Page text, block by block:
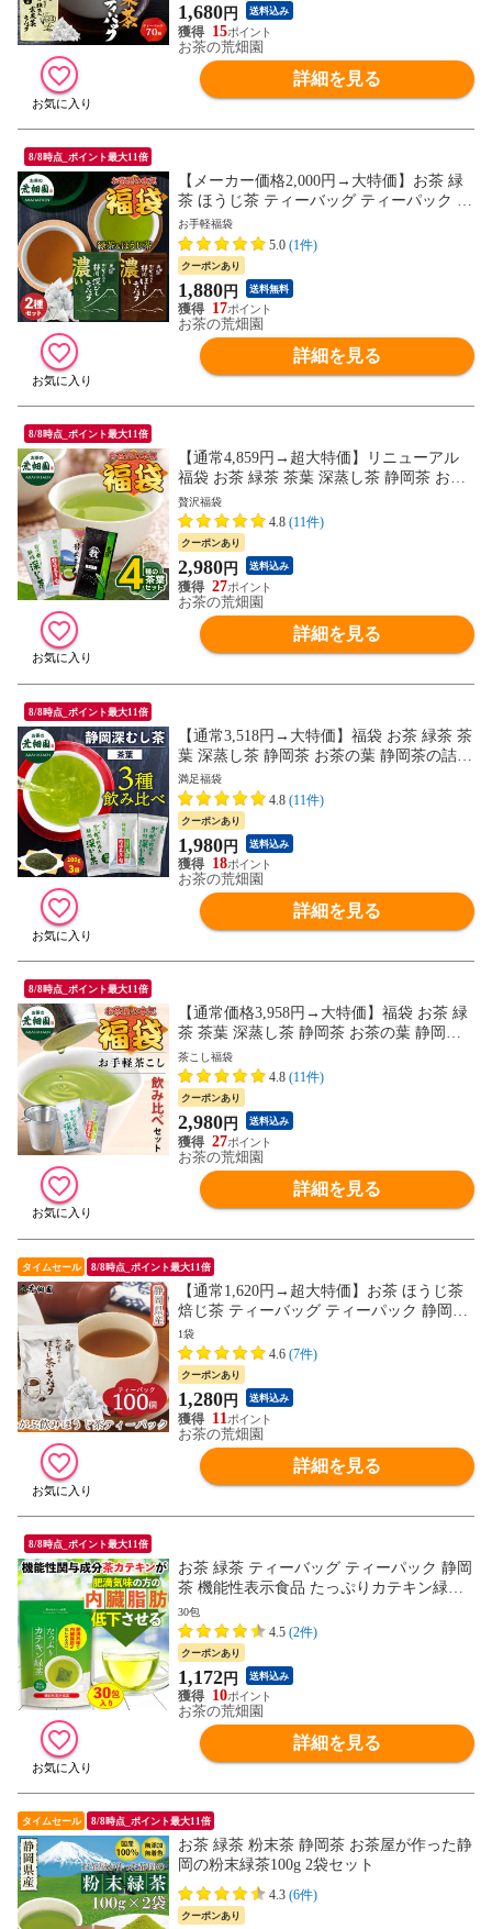
1,680円 送料込み
15
お茶の荒畑園
詳細を見る
8/8時点_ポイント最大11倍
【メーカー価格2,000円→大特価】お茶 緑
茶 ほうじ茶 ティーバッグ ティーパック 静
岡茶 大入り濃いティーパック
お手軽福袋
5.0 (1件)
クーポンあり
1,880円 送料無料
17
お茶の荒畑園
詳細を見る
8/8時点_ポイント最大11倍
【通常4,859円→超大特価】リニューアル
福袋 お茶 緑茶 茶葉 深蒸し茶 静岡茶 お茶
の葉 静岡茶の詰め合わせ福袋 大入り茶葉
セット
贅沢福袋
4.8 (11件)
クーポンあり
2,980円 送料込み
27
お茶の荒畑園
詳細を見る
8/8時点_ポイント最大11倍
【通常3,518円→大特価】福袋 お茶 緑茶 茶
葉 深蒸し茶 静岡茶 お茶の葉 静岡茶の詰め
合わせ福袋 大入り深むし茶3種セット
満足福袋
4.8 (11件)
クーポンあり
1,980円 送料込み
18
お茶の荒畑園
詳細を見る
8/8時点_ポイント最大11倍
【通常価格3,958円→大特価】福袋 お茶 緑
茶 茶葉 深蒸し茶 静岡茶 お茶の葉 静岡茶
の詰め合わせ福袋 お手軽茶こし 大入り茶
こしセット
茶こし福袋
4.8 (11件)
クーポンあり
2,980円 送料込み
27
お茶の荒畑園
詳細を見る
タイムセール 8/8時点_ポイント最大11倍
【通常1,620円→超大特価】お茶 ほうじ茶
焙じ茶 ティーバッグ ティーパック 静岡茶
がぶ飲みほうじ茶ティーパック100個入
1袋
4.6 (7件)
クーポンあり
1,280円 送料込み
11
お茶の荒畑園
詳細を見る
8/8時点_ポイント最大11倍
お茶 緑茶 ティーバッグ ティーパック 静岡
茶 機能性表示食品 たっぷりカテキン緑茶2
g×30包
30包
4.5 (2件)
クーポンあり
1,172円 送料込み
10
お茶の荒畑園
詳細を見る
タイムセール 8/8時点_ポイント最大11倍
お茶 緑茶 粉末茶 静岡茶 お茶屋が作った静
岡の粉末緑茶100g 2袋セット
4.3 (6件)
クーポンあり